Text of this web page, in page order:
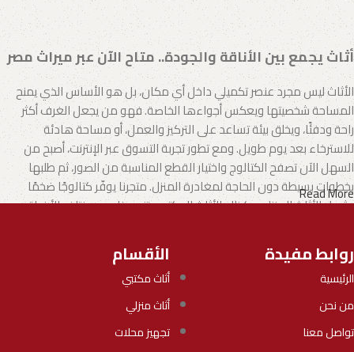
أثاث يجمع بين الأناقة والجودة.. متاح الآن عبر ميراث مصر
الأثاث ليس مجرد عنصر تكميلي داخل أي مكان، بل هو الأساس الذي يمنح
المساحة شخصيتها ويعكس أجواءها الخاصة. فهو من يجعل الغرف أكثر
راحة ودفئًا، ويخلق بيئة تساعد على التركيز والعمل، أو مساحة هادئة
للاسترخاء بعد يوم طويل. ومع تطور تجربة التسوق عبر الإنترنت، أصبح من
السهل الآن تصفح الكتالوج واختيار القطع المناسبة من الصور، ثم طلبها
بخطوات بسيطة دون الحاجة لمغادرة المنزل. متجرنا يوفّر كتالوجًا ضخمًا
يشمل الأثاث المنزلي وكذلك الأثاث المكتبي بتنوع يناسب مختلف الأذواق
الأثاث.. فن يجمع بين الإبداع والجودة
تطورت صناعة الأثاث لتصبح مزيجًا من الفن والوظيفة، حيث يقدم المصنّعون
اليوم خيارات تلبي جميع الأذواق، بدءًا من الموديلات العملية الجاهزة وحتى
التصاميم الفريدة التي تحمل بصمة الحرفيين المبدعين.
Read More
روابط مفيدة
الرئيسية
من نحن
تواصل معنا
الأقسام
أثاث مكتبي
أثاث منزلي
تجهيز محلات